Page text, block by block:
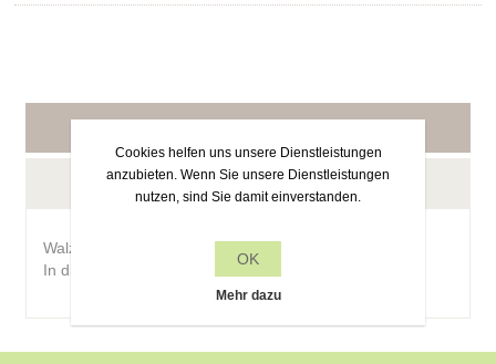
Frage zu diesem Produkt?
Walzen Schnurlänger 4-5mm.
In diversen Grössen erhältlich. 50/100
Cookies helfen uns unsere Dienstleistungen
anzubieten. Wenn Sie unsere Dienstleistungen
nutzen, sind Sie damit einverstanden.
OK
Mehr dazu